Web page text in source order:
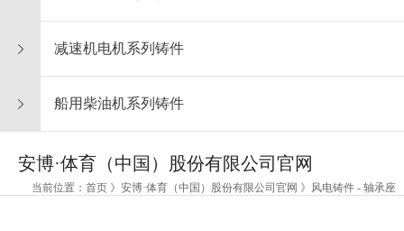
减速机电机系列铸件
船用柴油机系列铸件
安博·体育（中国）股份有限公司官网
当前位置：首页 》安博·体育（中国）股份有限公司官网 》风电铸件 - 轴承座